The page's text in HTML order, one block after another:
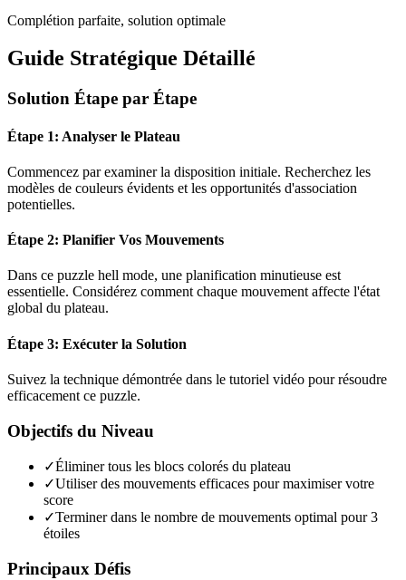
Complétion parfaite, solution optimale
Guide Stratégique Détaillé
Solution Étape par Étape
Étape 1: Analyser le Plateau
Commencez par examiner la disposition initiale. Recherchez les
modèles de couleurs évidents et les opportunités d'association
potentielles.
Étape 2: Planifier Vos Mouvements
Dans ce puzzle hell mode, une planification minutieuse est
essentielle. Considérez comment chaque mouvement affecte l'état
global du plateau.
Étape 3: Exécuter la Solution
Suivez la technique démontrée dans le tutoriel vidéo pour résoudre
efficacement ce puzzle.
Objectifs du Niveau
✓Éliminer tous les blocs colorés du plateau
✓Utiliser des mouvements efficaces pour maximiser votre
score
✓Terminer dans le nombre de mouvements optimal pour 3
étoiles
Principaux Défis